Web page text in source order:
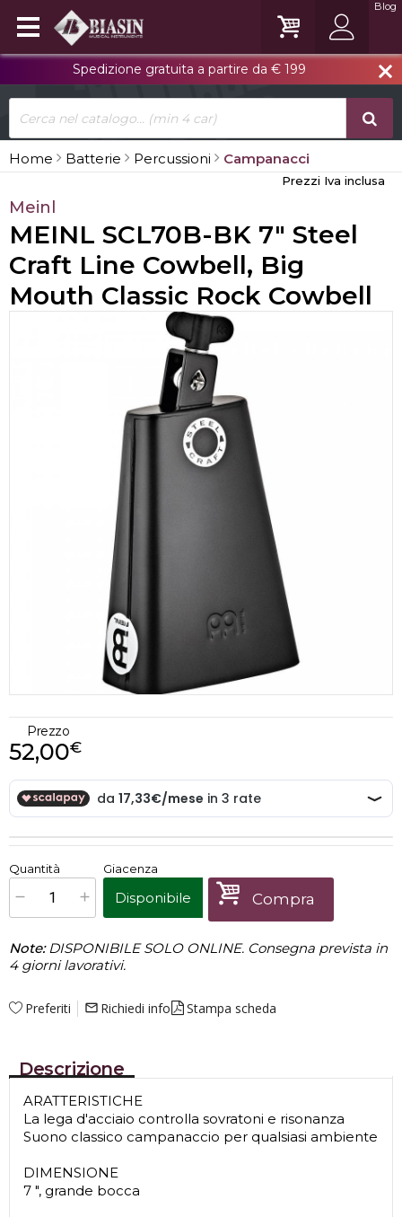
close
Spedizione gratuita a partire da € 199
Blog
Home Batterie Percussioni Campanacci
Prezzi Iva inclusa
Meinl
MEINL SCL70B-BK 7" Steel
Craft Line Cowbell, Big
Mouth Classic Rock Cowbell
Prezzo
€
52,00
x1 Prezzo finale:€52,00
Quantità Giacenza
Disponibile Compra
Note:DISPONIBILE SOLO ONLINE. Consegna prevista in
4 giorni lavorativi.
Preferiti mail_outline Richiedi info Stampa scheda
Descrizione
ARATTERISTICHE
La lega d'acciaio controlla sovratoni e risonanza
Suono classico campanaccio per qualsiasi ambiente
DIMENSIONE
7 ", grande bocca